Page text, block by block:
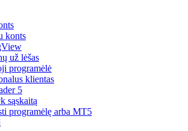
konts
už lėšas
programėlė
klientas
5
sąskaitą
programėlę arba MT5